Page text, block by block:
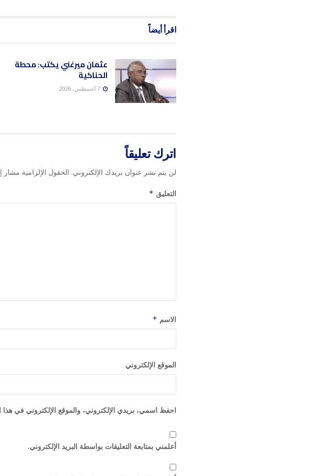
اقرأ أيضاً
عثمان ميرغني يكتب: محطة
الحناكية
اترك تعليقاً
لن يتم نشر عنوان بريدك الإلكتروني. الحقول الإلزامية مشار
التعليق *
الاسم *
الموقع الإلكتروني
احفظ اسمي، بريدي الإلكتروني، والموقع الإلكتروني في
أعلمني بمتابعة التعليقات بواسطة البريد الإلكتروني.